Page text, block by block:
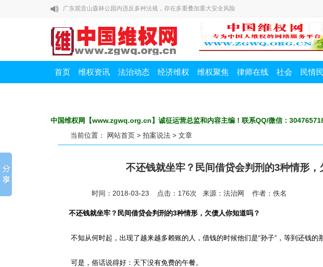
无人受处罚
广东观音山森林公园内违反多种法规，存在多重叠加重大安全风险
馆陶乞业家二次致函邯郸市委书记：奇！邯郸市公安局的核查报告竟
成了疑犯的辩护词
“促进民营经济发展壮大”的号角下， “全国样本”缘何收到“撤销令”？
浙江金华：这起离谱的强奸案，为何公检法都隐匿证据?
东莞市林业局的违法邪门操作，让不法分子肆无忌惮的毁林二千亩而
首页 维权资讯 法治动态 经济维权 维权聚焦 律师在线 社会 民情
中国维权网【www.zgwq.org.cn】诚征运营总监和内容主编！联系QQ/微信：
当前位置： 网站首页 > 拍案说法 > 文章
不还钱就坐牢？民间借贷会判刑的3种情形，
时间：2018-03-23 点击： 176次 来源：法治网 作者：佚名
不还钱就坐牢？民间借贷会判刑的3种情形，欠债人你知道吗？
不知从何时起，出现了越来越多赖账的人，借钱的时候他们是“孙子”，等到还钱的
可是，俗话说得好：天下没有免费的午餐。